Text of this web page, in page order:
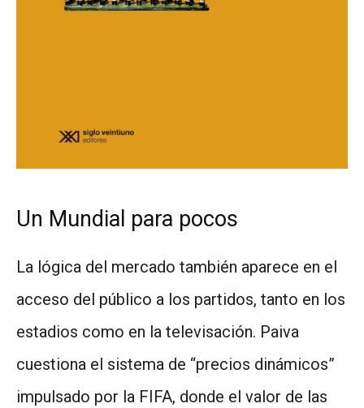
Un Mundial para pocos
La lógica del mercado también aparece en el
acceso del público a los partidos, tanto en los
estadios como en la televisación. Paiva
cuestiona el sistema de “precios dinámicos”
impulsado por la FIFA, donde el valor de las